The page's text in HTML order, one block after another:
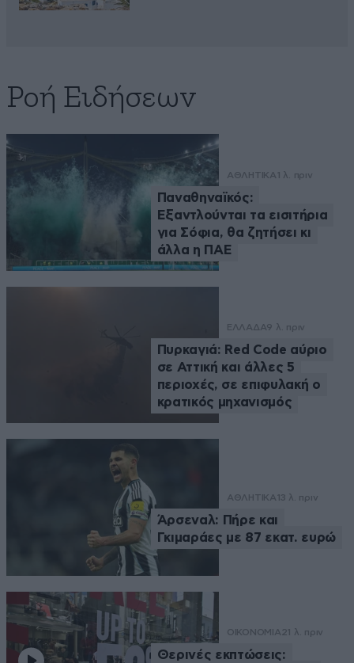
Ροή Ειδήσεων
ΑΘΛΗΤΙΚΑ 1 λ. πριν
Παναθηναϊκός:
Εξαντλούνται τα εισιτήρια
για Σόφια, θα ζητήσει κι
άλλα η ΠΑΕ
ΕΛΛΑΔΑ9 λ. πριν
Πυρκαγιά: Red Code αύριο
σε Αττική και άλλες 5
περιοχές, σε επιφυλακή ο
κρατικός μηχανισμός
ΑΘΛΗΤΙΚΑ 13 λ. πριν
Άρσεναλ: Πήρε και
Γκιμαράες με 87 εκατ. ευρώ
ΟΙΚΟΝΟΜΙΑ21 λ. πριν
Θερινές εκπτώσεις: